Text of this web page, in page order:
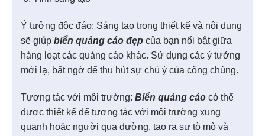
Ý tưởng độc đáo: Sáng tạo trong thiết kế và nội dung
sẽ giúp biển quảng cáo đẹp của bạn nổi bật giữa
hàng loạt các quảng cáo khác. Sử dụng các ý tưởng
mới lạ, bất ngờ để thu hút sự chú ý của công chúng.
Tương tác với môi trường: Biển quảng cáo có thể
được thiết kế để tương tác với môi trường xung
quanh hoặc người qua đường, tạo ra sự tò mò và